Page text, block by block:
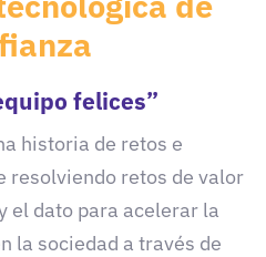
felices”
historia de retos e
resolviendo retos de valor
el dato para acelerar la
la sociedad a través de